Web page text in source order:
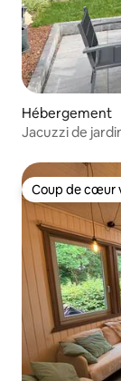
Hébergement
Jacuzzi de
Coup de cœur
Coup de cœur